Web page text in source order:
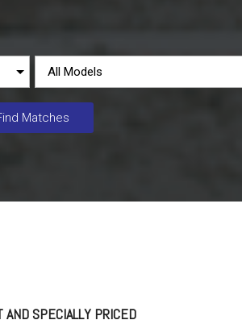
Matches
AND SPECIALLY PRICED